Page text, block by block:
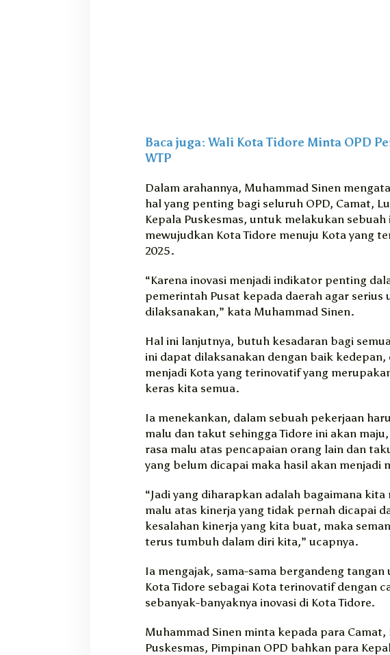
Baca juga: Wali Kota Tidore Minta OPD
WTP
Dalam arahannya, Muhammad Sinen
hal yang penting bagi seluruh OPD, Camat,
Kepala Puskesmas, untuk melakukan sebuah
mewujudkan Kota Tidore menuju Kota yang
2025.
“Karena inovasi menjadi indikator penting
pemerintah Pusat kepada daerah agar serius
dilaksanakan,” kata Muhammad Sinen.
Hal ini lanjutnya, butuh kesadaran bagi
ini dapat dilaksanakan dengan baik kedepan,
menjadi Kota yang terinovatif yang
keras kita semua.
Ia menekankan, dalam sebuah pekerjaan
malu dan takut sehingga Tidore ini akan
rasa malu atas pencapaian orang lain dan
yang belum dicapai maka hasil akan menjadi
“Jadi yang diharapkan adalah bagaimana kita
malu atas kinerja yang tidak pernah dicapai
kesalahan kinerja yang kita buat, maka
terus tumbuh dalam diri kita,” ucapnya.
Ia mengajak, sama-sama bergandeng
Kota Tidore sebagai Kota terinovatif dengan
sebanyak-banyaknya inovasi di Kota Tidore.
Muhammad Sinen minta kepada para Camat,
Puskesmas, Pimpinan OPD bahkan para